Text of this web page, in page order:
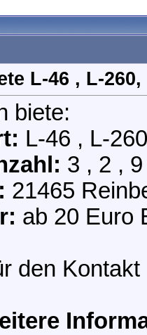
L-46 , L-
biete:
L-46 , L-
3 , 2 ,
21465
ab 20 Euro
den